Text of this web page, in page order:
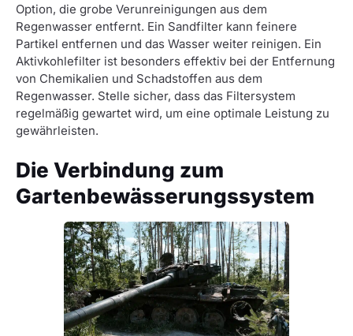
Option, die grobe Verunreinigungen aus dem
Regenwasser entfernt. Ein Sandfilter kann feinere
Partikel entfernen und das Wasser weiter reinigen. Ein
Aktivkohlefilter ist besonders effektiv bei der Entfernung
von Chemikalien und Schadstoffen aus dem
Regenwasser. Stelle sicher, dass das Filtersystem
regelmäßig gewartet wird, um eine optimale Leistung zu
gewährleisten.
Die Verbindung zum
Gartenbewässerungssystem